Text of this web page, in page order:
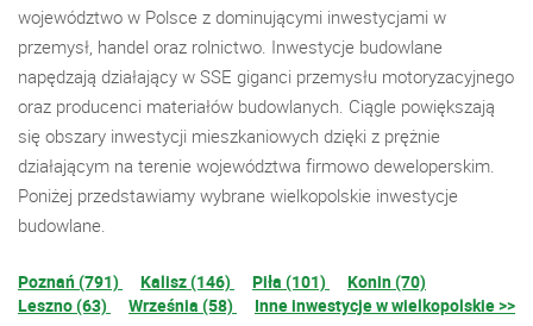
województwo w Polsce z dominującymi inwestycjami w
przemysł, handel oraz rolnictwo. Inwestycje budowlane
napędzają działający w SSE giganci przemysłu motoryzacyjnego
oraz producenci materiałów budowlanych. Ciągle powiększają
się obszary inwestycji mieszkaniowych dzięki z prężnie
działającym na terenie województwa firmowo deweloperskim.
Poniżej przedstawiamy wybrane wielkopolskie inwestycje
budowlane.
Poznań (791) Kalisz (146) Piła (101)
Konin (70)
Leszno (63)
Września (58) Inne inwestycje w wielkopolskie >>